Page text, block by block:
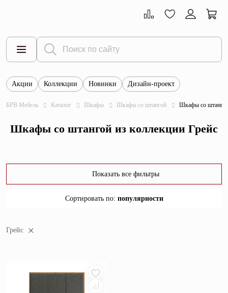
Все товары
Тумбы
Шкафы
Акции Коллекции Новинки Дизайн-проект
БРВ Мебель Каталог Шкафы Шкафы со штангой Шкафы со штангой
Шкафы со штангой из коллекции Грейс
Показать все фильтры
Сортировать по: популярности
Грейс